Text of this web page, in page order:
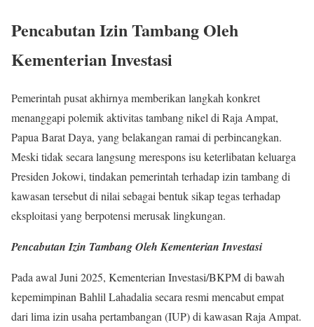
Pencabutan Izin Tambang Oleh
Kementerian Investasi
Pemerintah pusat akhirnya memberikan langkah konkret
menanggapi polemik aktivitas tambang nikel di Raja Ampat,
Papua Barat Daya, yang belakangan ramai di perbincangkan.
Meski tidak secara langsung merespons isu keterlibatan keluarga
Presiden Jokowi, tindakan pemerintah terhadap izin tambang di
kawasan tersebut di nilai sebagai bentuk sikap tegas terhadap
eksploitasi yang berpotensi merusak lingkungan.
Pencabutan Izin Tambang Oleh Kementerian Investasi
Pada awal Juni 2025, Kementerian Investasi/BKPM di bawah
kepemimpinan Bahlil Lahadalia secara resmi mencabut empat
dari lima izin usaha pertambangan (IUP) di kawasan Raja Ampat.